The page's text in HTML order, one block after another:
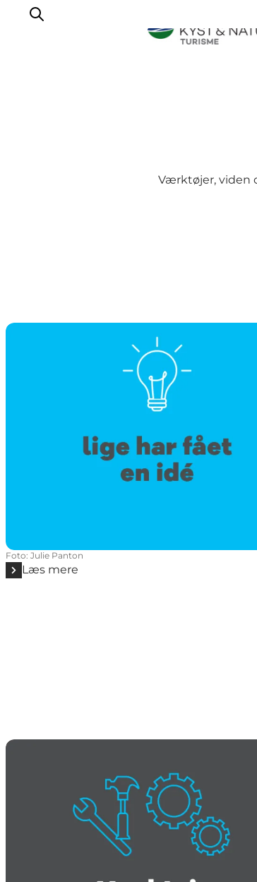
Om Wonderful Copenhagen
Værktøjer, viden
Foto: Julie Panton
Læs mere